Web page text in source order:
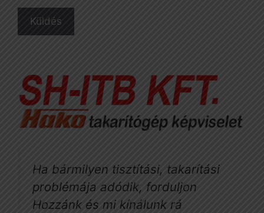
Ha bármilyen tisztítási, takarítási
problémája adódik, forduljon
Hozzánk és mi kínálunk rá